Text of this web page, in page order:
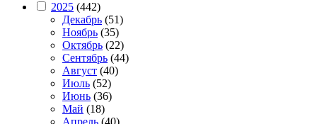
2025 (442)
Декабрь (51)
Ноябрь (35)
Октябрь (22)
Сентябрь (44)
Август (40)
Июль (52)
Июнь (36)
Май (18)